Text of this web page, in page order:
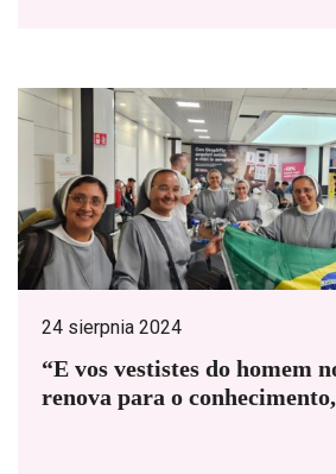
24 sierpnia 2024
“E vos vestistes do homem
renova para o